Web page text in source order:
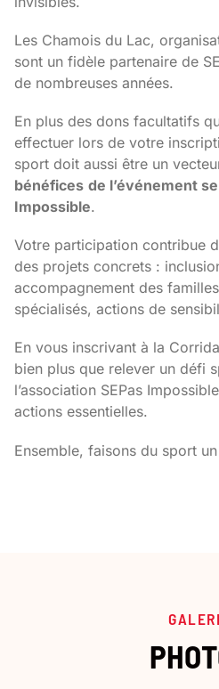
Les Chamois du Lac,
sont un fidèle partenaire de
de nombreuses années.
En plus des dons facultatifs
effectuer lors de votre
sport doit aussi être un
bénéfices de l’événement
Impossible.
Votre participation contribue
des projets concrets :
accompagnement des
spécialisés, actions de
En vous inscrivant à la
bien plus que relever un défi
l’association SEPas
actions essentielles.
Ensemble, faisons du sport